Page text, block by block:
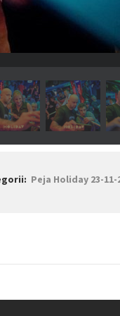
Peja Holiday 23-11-